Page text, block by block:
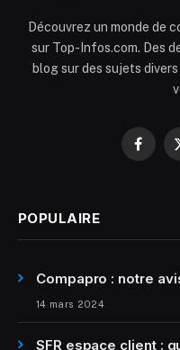
Découvrez un monde de
sur Top-Infos.com. Des
blog sur des sujets
POPULAIRE
Compapro : notre
14 mars 2024
SFR espace client :